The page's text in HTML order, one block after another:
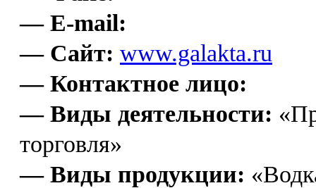
— E-mail:
— Сайт: www.galakta.ru
— Контактное лицо:
— Виды деятельности:
торговля»
— Виды продукции: